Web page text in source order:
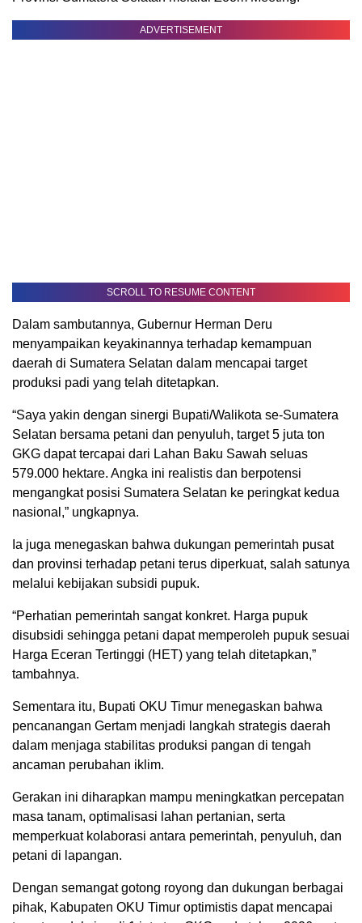
ADVERTISEMENT
SCROLL TO RESUME CONTENT
Dalam sambutannya, Gubernur Herman Deru
menyampaikan keyakinannya terhadap kemampuan
daerah di Sumatera Selatan dalam mencapai target
produksi padi yang telah ditetapkan.
“Saya yakin dengan sinergi Bupati/Walikota se-Sumatera
Selatan bersama petani dan penyuluh, target 5 juta ton
GKG dapat tercapai dari Lahan Baku Sawah seluas
579.000 hektare. Angka ini realistis dan berpotensi
mengangkat posisi Sumatera Selatan ke peringkat kedua
nasional,” ungkapnya.
Ia juga menegaskan bahwa dukungan pemerintah pusat
dan provinsi terhadap petani terus diperkuat, salah satunya
melalui kebijakan subsidi pupuk.
“Perhatian pemerintah sangat konkret. Harga pupuk
disubsidi sehingga petani dapat memperoleh pupuk sesuai
Harga Eceran Tertinggi (HET) yang telah ditetapkan,”
tambahnya.
Sementara itu, Bupati OKU Timur menegaskan bahwa
pencanangan Gertam menjadi langkah strategis daerah
dalam menjaga stabilitas produksi pangan di tengah
ancaman perubahan iklim.
Gerakan ini diharapkan mampu meningkatkan percepatan
masa tanam, optimalisasi lahan pertanian, serta
memperkuat kolaborasi antara pemerintah, penyuluh, dan
petani di lapangan.
Dengan semangat gotong royong dan dukungan berbagai
pihak, Kabupaten OKU Timur optimistis dapat mencapai